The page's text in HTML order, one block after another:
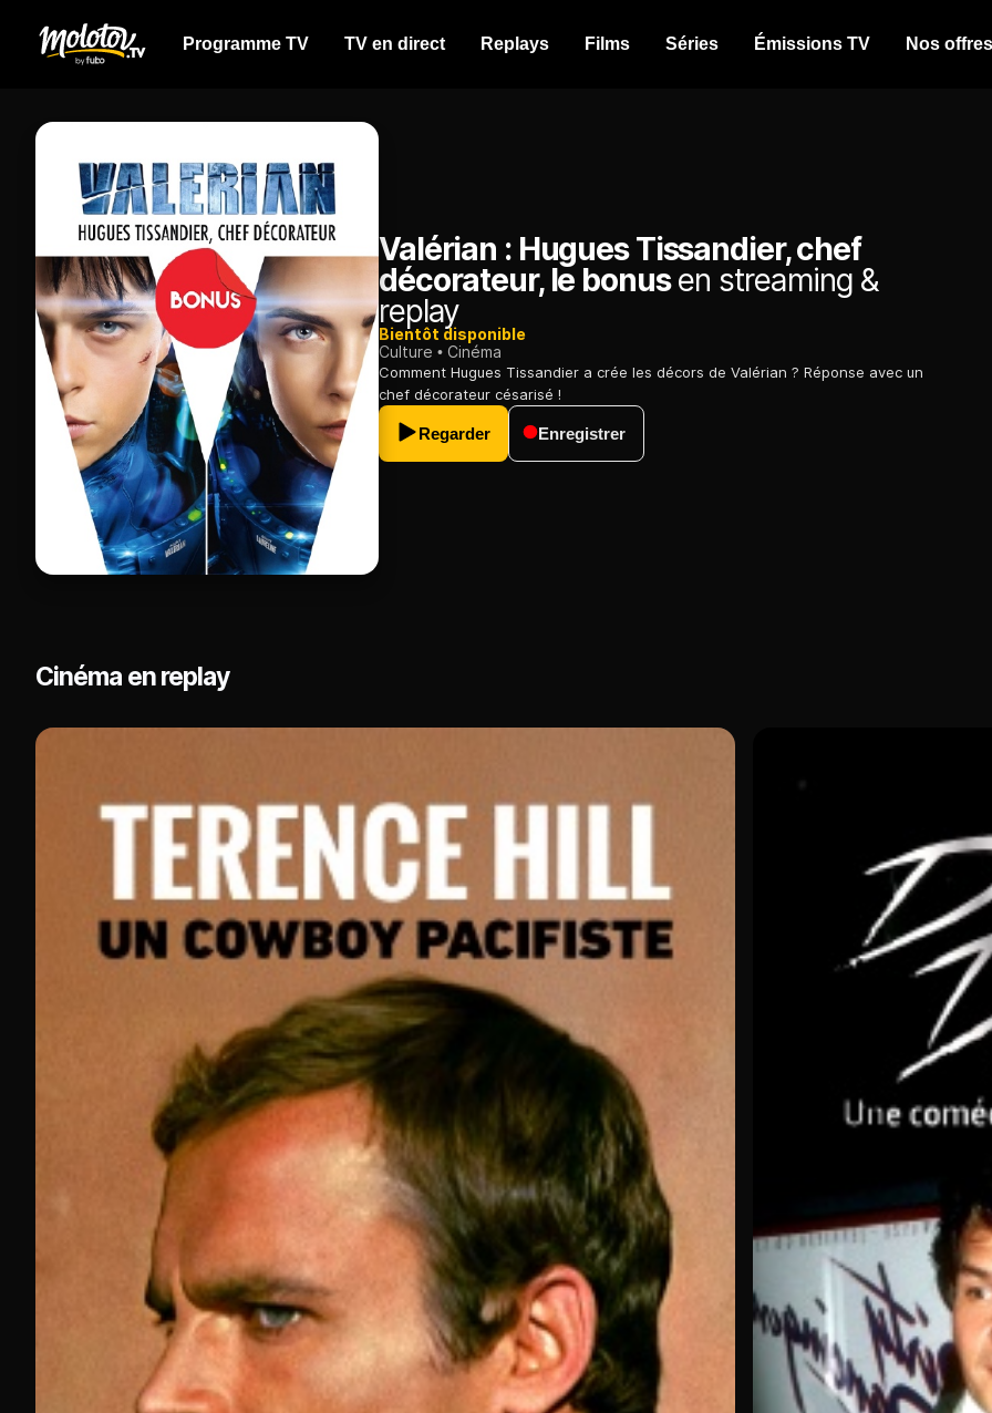
Programme TV TV en direct Replays Films Séries Émissions TV Nos offres
Valérian : Hugues Tissandier, chef
décorateur, le bonusen streaming &
replay
Bientôt disponible
Culture
Cinéma
Comment Hugues Tissandier a crée les décors de Valérian ? Réponse avec un
chef décorateur césarisé !
Regarder Enregistrer
Cinéma en replay